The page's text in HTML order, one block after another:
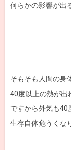
何らかの影響が出
そもそも人間の身
40度以上の熱が出
ですから外気も40
生存自体危うくな